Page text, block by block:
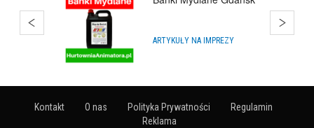
ARTYKUŁY NA IMPREZY
Kontakt O nas Polityka Prywatności
Regulamin
Reklama